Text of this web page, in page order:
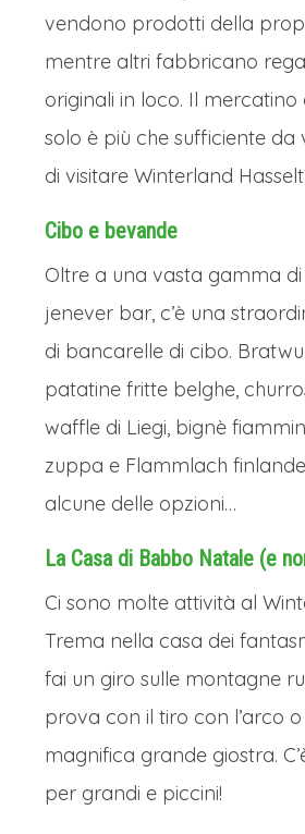
vendono prodotti della
mentre altri fabbricano
originali in loco. Il mercatino
solo è più che sufficiente da
di visitare Winterland Hasselt.
Cibo e bevande
Oltre a una vasta gamma
jenever bar, c’è una
di bancarelle di cibo.
patatine fritte belghe,
waffle di Liegi, bignè
zuppa e Flammlach
alcune delle opzioni…
La Casa di Babbo Natale (e
Ci sono molte attività al
Trema nella casa dei
fai un giro sulle montagne
prova con il tiro con l’arco
magnifica grande giostra.
per grandi e piccini!